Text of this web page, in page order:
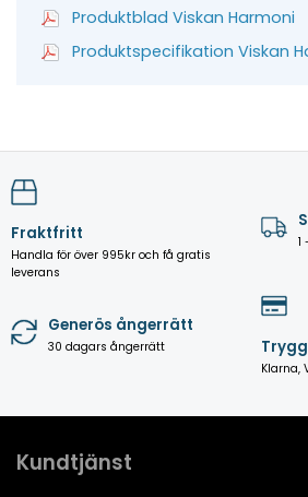
Produktblad Viskan Harmoni
Produktspecifikation Viskan
Fraktfritt
Handla för över 995kr och få gratis
leverans
1
Generös ångerrätt
30 dagars ångerrätt
Klarna,
Kundtjänst